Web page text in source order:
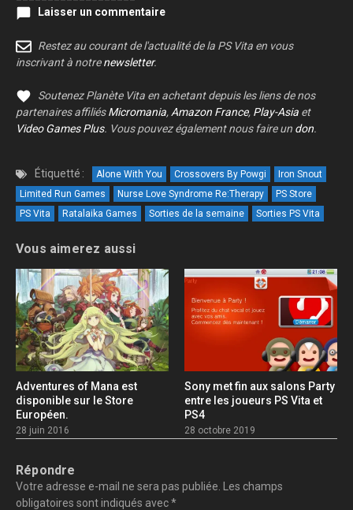
Laisser un commentaire
Restez au courant de l'actualité de la PS Vita en vous
inscrivant à notrenewsletter.
Soutenez Planète Vita en achetant depuis les liens de nos
partenaires affiliésMicromania,Amazon France, Play-Asia et
Video Games Plus. Vous pouvez également nous faire un don.
Étiquetté : Alone With You Crossovers By Powgi
Iron Snout
Limited Run Games
Nurse Love Syndrome Re:Therapy
PS Store
PS Vita
Ratalaika Games Sorties de la semaine Sorties PS Vita
Vous aimerez aussi
Adventures of Mana est
disponible sur le Store
Européen.
28 juin 2016
Sony met fin aux salons Party
entre les joueurs PS Vita et
PS4
28 octobre 2019
Répondre
Votre adresse e-mail ne sera pas publiée.
Les champs
obligatoires sont indiqués avec*